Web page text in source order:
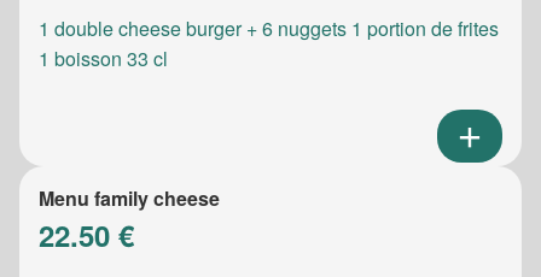
1 double cheese burger + 6 nuggets 1 portion de frites
1 boisson 33 cl
Menu family cheese
22.50 €